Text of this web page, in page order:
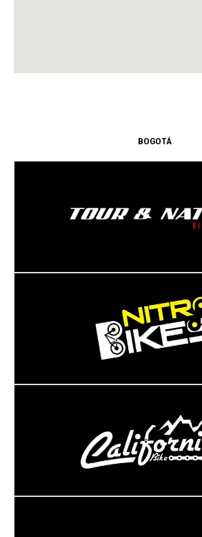
BOGOTÁ
Dirección:CL 68 28B -
- BOGOTÁ
CALLE 127# 45 61 local
61
BOGOTÁ- BOGOTÁ
Dirección:Av, Cl. 45a Sur
BOGOTÁ- BOGOTÁ